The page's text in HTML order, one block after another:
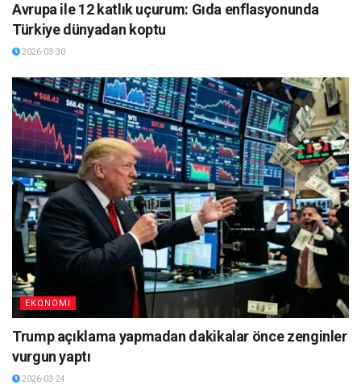
Avrupa ile 12 katlık uçurum: Gıda enflasyonunda
Türkiye dünyadan koptu
2026-03-30
EKONOMI
Trump açıklama yapmadan dakikalar önce zenginler
vurgun yaptı
2026-03-24